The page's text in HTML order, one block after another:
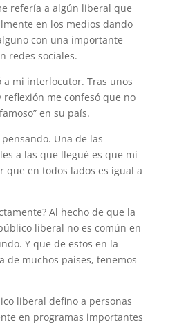
refería a algún liberal que
en los medios dando
con una importante
redes sociales.
a mi interlocutor. Tras unos
me confesó que no
en su país.
Una de las
a las que llegué es que mi
que en todos lados es igual a
Al hecho de que la
liberal no es común en
Y que de estos en la
de muchos países, tenemos
liberal defino a personas
en programas importantes